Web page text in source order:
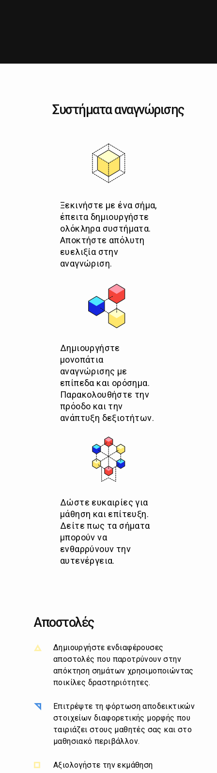
Συστήματα αναγνώρισης
Ξεκινήστε με ένα σήμα,
έπειτα δημιουργήστε
ολόκληρα συστήματα.
Αποκτήστε απόλυτη
ευελιξία στην
αναγνώριση.
Δημιουργήστε
μονοπάτια
αναγνώρισης με
επίπεδα και ορόσημα.
Παρακολουθήστε την
πρόοδο και την
ανάπτυξη δεξιοτήτων.
Δώστε ευκαιρίες για
μάθηση και επίτευξη.
Δείτε πως τα σήματα
μπορούν να
ενθαρρύνουν την
αυτενέργεια.
Αποστολές
Δημιουργήστε ενδιαφέρουσες
αποστολές που παροτρύνουν στην
απόκτηση σημάτων χρησιμοποιώντας
ποικίλες δραστηριότητες.
Επιτρέψτε τη φόρτωση αποδεικτικών
στοιχείων διαφορετικής μορφής που
ταιριάζει στους μαθητές σας και στο
μαθησιακό περιβάλλον.
Αξιολογήστε την εκμάθηση